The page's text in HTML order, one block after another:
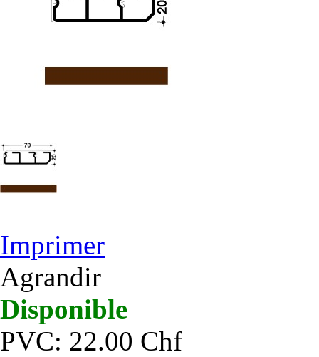
Imprimer
Agrandir
Disponible
PVC: 22.00 Chf